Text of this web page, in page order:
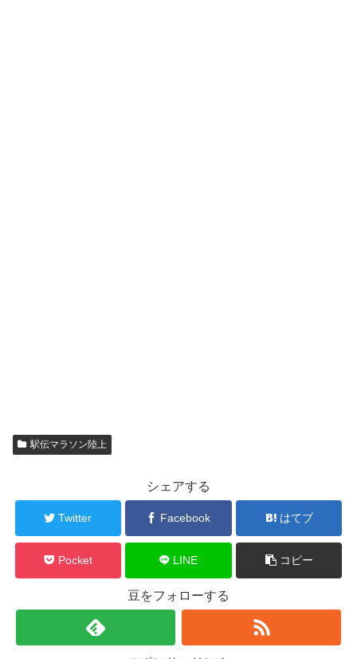
駅伝マラソン陸上
シェアする
Twitter Facebook はてブ
Pocket LINE コピー
豆をフォローする